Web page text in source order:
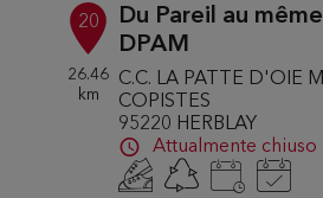
20
26.46
km
Du Pareil au
DPAM
C.C. LA PATTE D'OIE
COPISTES
95220 HERBLAY
Attualmente chiuso